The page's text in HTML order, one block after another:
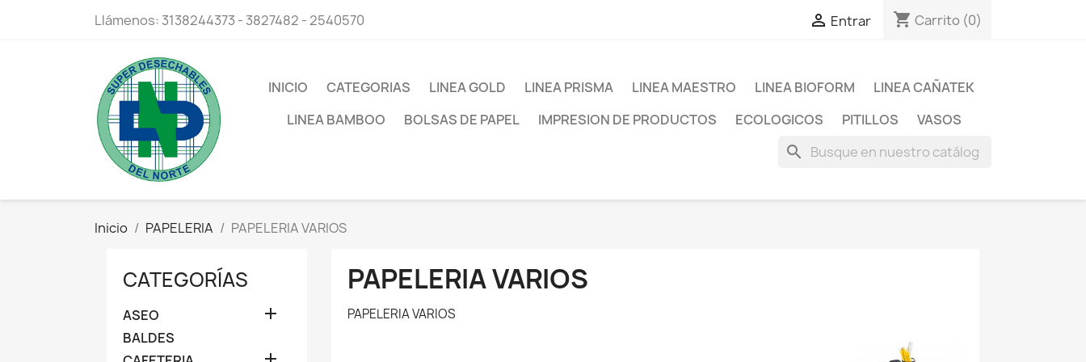
Llámenos: 3138244373 - 3827482 - 2540570  Entrar shopping_cart Carrito (0)
INICIO CATEGORIAS LINEA GOLD LINEA PRISMA LINEA MAESTRO LINEA BIOFORM
LINEA CAÑATEK
LINEA BAMBOO
BOLSAS DE PAPEL IMPRESION DE PRODUCTOS ECOLOGICOS PITILLOS VASOS
search
Inicio PAPELERIA PAPELERIA VARIOS
CATEGORÍAS
ASEO 
BALDES
PAPELERIA VARIOS
PAPELERIA VARIOS